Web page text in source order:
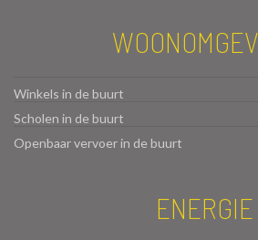
Winkels in de buurt
Scholen in de buurt
Openbaar vervoer in de buurt
ENERGIE